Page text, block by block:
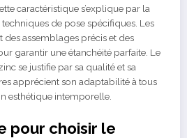
caractéristique s’explique par la
de pose spécifiques. Les
des assemblages précis et des
garantir une étanchéité parfaite. Le
se justifie par sa qualité et sa
apprécient son adaptabilité à tous
esthétique intemporelle.
pour choisir le